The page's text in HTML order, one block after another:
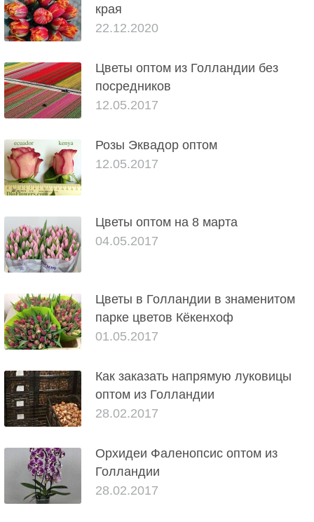
края
22.12.2020
Цветы оптом из Голландии без
посредников
12.05.2017
Розы Эквадор оптом
12.05.2017
Цветы оптом на 8 марта
04.05.2017
Цветы в Голландии в знаменитом
парке цветов Кёкенхоф
01.05.2017
Как заказать напрямую луковицы
оптом из Голландии
28.02.2017
Орхидеи Фаленопсис оптом из
Голландии
28.02.2017